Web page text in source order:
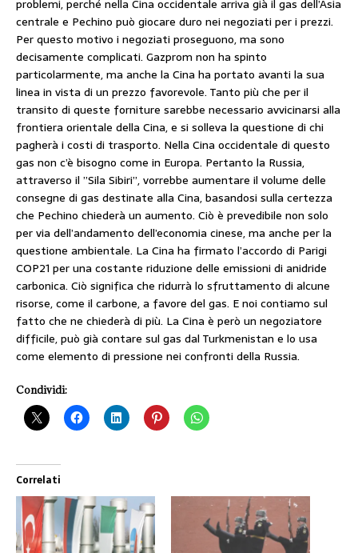
problemi, perché nella Cina occidentale arriva già il gas dell’Asia
centrale e Pechino può giocare duro nei negoziati per i prezzi.
Per questo motivo i negoziati proseguono, ma sono
decisamente complicati. Gazprom non ha spinto
particolarmente, ma anche la Cina ha portato avanti la sua
linea in vista di un prezzo favorevole. Tanto più che per il
transito di queste forniture sarebbe necessario avvicinarsi alla
frontiera orientale della Cina, e si solleva la questione di chi
pagherà i costi di trasporto. Nella Cina occidentale di questo
gas non c’è bisogno come in Europa. Pertanto la Russia,
attraverso il ”Sila Sibiri”, vorrebbe aumentare il volume delle
consegne di gas destinate alla Cina, basandosi sulla certezza
che Pechino chiederà un aumento. Ciò è prevedibile non solo
per via dell’andamento dell’economia cinese, ma anche per la
questione ambientale. La Cina ha firmato l’accordo di Parigi
COP21 per una costante riduzione delle emissioni di anidride
carbonica. Ciò significa che ridurrà lo sfruttamento di alcune
risorse, come il carbone, a favore del gas. E noi contiamo sul
fatto che ne chiederà di più. La Cina è però un negoziatore
difficile, può già contare sul gas dal Turkmenistan e lo usa
come elemento di pressione nei confronti della Russia.
Condividi:
Correlati